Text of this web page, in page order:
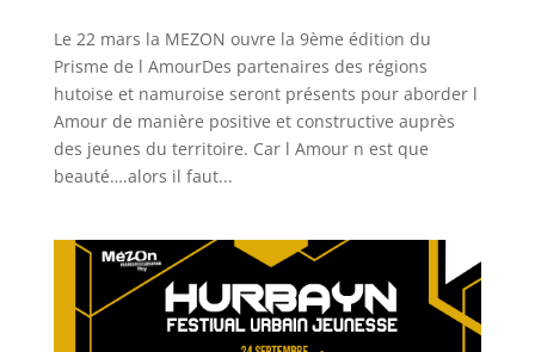
Le 22 mars la MEZON ouvre la 9ème édition du
Prisme de l AmourDes partenaires des régions
hutoise et namuroise seront présents pour aborder l
Amour de manière positive et constructive auprès
des jeunes du territoire. Car l Amour n est que
beauté….alors il faut...